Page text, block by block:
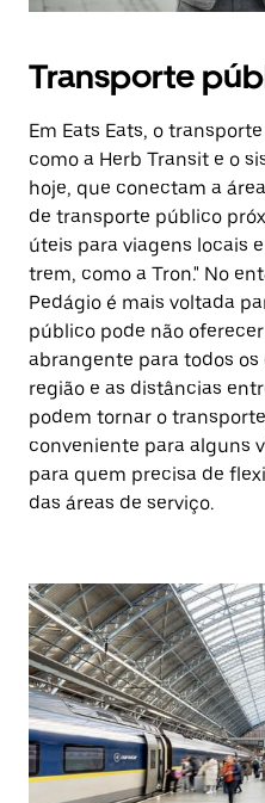
Transporte
Em Eats Eats, o
como a Herb Transit e o
hoje, que conectam a
de transporte público
úteis para viagens locais
trem, como a Tron." No
Pedágio é mais voltada
público pode não
abrangente para todos os
região e as distâncias
podem tornar o
conveniente para alguns
para quem precisa de
das áreas de serviço.